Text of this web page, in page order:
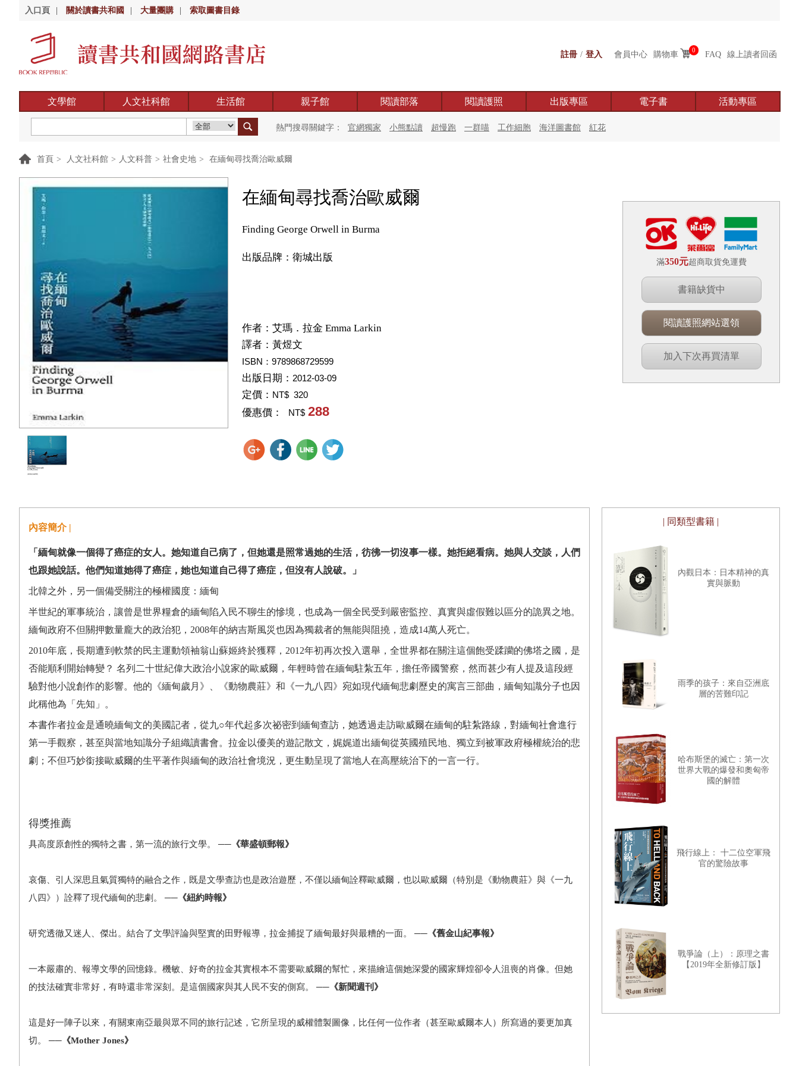
入口頁 關於讀書共和國 大量團購 索取圖書目錄
註冊 / 登入 會員中心 購物車 0 FAQ 線上讀者回函
文學館 人文社科館 生活館 親子館 閱讀部落 閱讀護照 出版專區 電子書 活動專區
熱門搜尋關鍵字： 官網獨家 小熊點讀 超慢跑 一群喵 工作細胞 海洋圖書館 紅花
首頁 > 人文社科館 > 人文科普 > 社會史地 > 在緬甸尋找喬治歐威爾
在緬甸尋找喬治歐威爾
Finding George Orwell in Burma
出版品牌：衛城出版
作者： 艾瑪．拉金 Emma Larkin
譯者： 黃煜文
ISBN：9789868729599
出版日期： 2012-03-09
定價： NT$ 320
優惠價： NT$ 288
滿350元超商取貨免運費
書籍缺貨中
閱讀護照網站選領
加入下次再買清單
內容簡介 |
「緬甸就像一個得了癌症的女人。她知道自己病了，但她還是照常過她的生活，彷彿一切沒事一樣。她拒絕看病。她與人交談，人們
也跟她說話。他們知道她得了癌症，她也知道自己得了癌症，但沒有人說破。」
北韓之外，另一個備受關注的極權國度：緬甸
半世紀的軍事統治，讓曾是世界糧倉的緬甸陷入民不聊生的慘境，也成為一個全民受到嚴密監控、真實與虛假難以區分的詭異之地。
緬甸政府不但關押數量龐大的政治犯，2008年的納吉斯風災也因為獨裁者的無能與阻撓，造成14萬人死亡。
2010年底，長期遭到軟禁的民主運動領袖翁山蘇姬終於獲釋，2012年初再次投入選舉，全世界都在關注這個飽受蹂躪的佛塔之國，是
否能順利開始轉變？ 名列二十世紀偉大政治小說家的歐威爾，年輕時曾在緬甸駐紮五年，擔任帝國警察，然而甚少有人提及這段經
驗對他小說創作的影響。 他的《緬甸歲月》、《動物農莊》和《一九八四》宛如現代緬甸悲劇歷史的寓言三部曲，緬甸知識分子也因
此稱他為「先知」。
本書作者拉金是通曉緬甸文的美國記者，從九○年代起多次祕密到緬甸查訪，她透過走訪歐威爾在緬甸的駐紮路線，對緬甸社會進行
第一手觀察，甚至與當地知識分子組織讀書會。拉金以優美的遊記散文，娓娓道出緬甸從英國殖民地、獨立到被軍政府極權統治的悲
劇；不但巧妙銜接歐威爾的生平著作與緬甸的政治社會境況，更生動呈現了當地人在高壓統治下的一言一行。
得獎推薦
具高度原創性的獨特之書，第一流的旅行文學。 ──《華盛頓郵報》
哀傷、引人深思且氣質獨特的融合之作，既是文學查訪也是政治遊歷，不僅以緬甸詮釋歐威爾，也以歐威爾（特別是《動物農莊》與《一九
八四》）詮釋了現代緬甸的悲劇。 ──《紐約時報》
研究透徹又迷人、傑出。結合了文學評論與堅實的田野報導，拉金捕捉了緬甸最好與最糟的一面。 ──《舊金山紀事報》
一本嚴肅的、報導文學的回憶錄。機敏、好奇的拉金其實根本不需要歐威爾的幫忙，來描繪這個她深愛的國家輝煌卻令人沮喪的肖像。但她
的技法確實非常好，有時還非常深刻。是這個國家與其人民不安的側寫。 ──《新聞週刊》
這是好一陣子以來，有關東南亞最與眾不同的旅行記述，它所呈現的威權體製圖像，比任何一位作者（甚至歐威爾本人）所寫過的要更加真
切。 ──《Mother Jones》
| 同類型書籍 |
內觀日本：日本精神的真
實與脈動
雨季的孩子：來自亞洲底
層的苦難印記
哈布斯堡的滅亡：第一次
世界大戰的爆發和奧匈帝
國的解體
飛行線上： 十二位空軍飛
官的驚險故事
戰爭論（上）：原理之書
【2019年全新修訂版】